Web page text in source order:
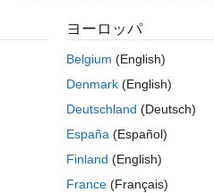
string in a dropdown menu
in the openinfunction to change
ヨーロッパ
Belgium (English)
Denmark (English)
Deutschland (Deutsch)
España (Español)
Finland (English)
France (Français)